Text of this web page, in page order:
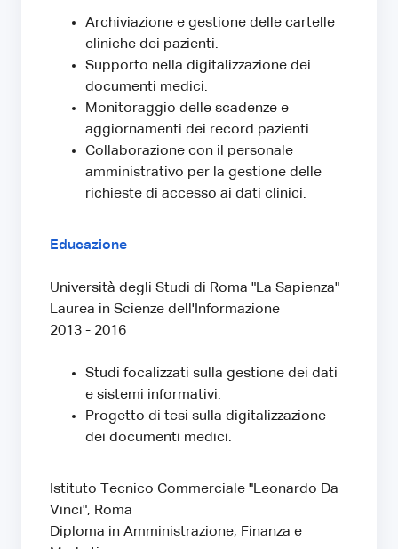
Archiviazione e gestione delle cartelle
cliniche dei pazienti.
Supporto nella digitalizzazione dei
documenti medici.
Monitoraggio delle scadenze e
aggiornamenti dei record pazienti.
Collaborazione con il personale
amministrativo per la gestione delle
richieste di accesso ai dati clinici.
Educazione
Università degli Studi di Roma "La Sapienza"
Laurea in Scienze dell'Informazione
2013 - 2016
Studi focalizzati sulla gestione dei dati
e sistemi informativi.
Progetto di tesi sulla digitalizzazione
dei documenti medici.
Istituto Tecnico Commerciale "Leonardo Da
Vinci", Roma
Diploma in Amministrazione, Finanza e